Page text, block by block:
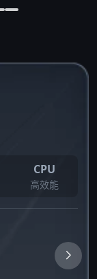
CPU
高效能